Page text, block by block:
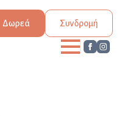
Δωρεά Συνδρομή